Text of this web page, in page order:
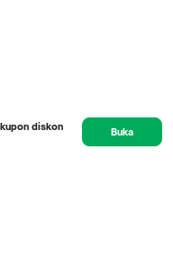
diskon
Buka